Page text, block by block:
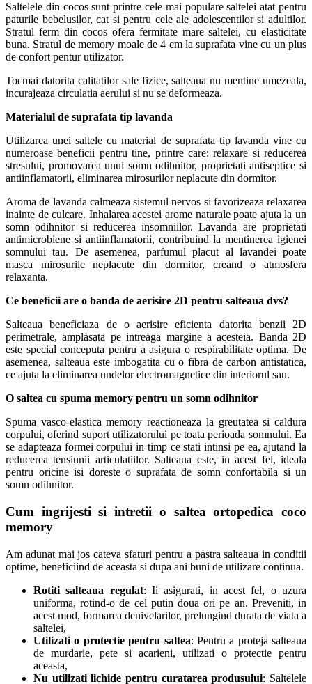
Saltelele din cocos sunt printre cele mai populare saltelei atat pentru
paturile bebelusilor, cat si pentru cele ale adolescentilor si adultilor.
Stratul ferm din cocos ofera fermitate mare saltelei, cu elasticitate
buna. Stratul de memory moale de 4 cm la suprafata vine cu un plus
de confort pentur utilizator.
Tocmai datorita calitatilor sale fizice, salteaua nu mentine umezeala,
incurajeaza circulatia aerului si nu se deformeaza.
Materialul de suprafata tip lavanda
Utilizarea unei saltele cu material de suprafata tip lavanda vine cu
numeroase beneficii pentru tine, printre care: relaxare si reducerea
stresului, promovarea unui somn odihnitor, proprietati antiseptice si
antiinflamatorii, eliminarea mirosurilor neplacute din dormitor.
Aroma de lavanda calmeaza sistemul nervos si favorizeaza relaxarea
inainte de culcare. Inhalarea acestei arome naturale poate ajuta la un
somn odihnitor si reducerea insomniilor. Lavanda are proprietati
antimicrobiene si antiinflamatorii, contribuind la mentinerea igienei
somnului tau. De asemenea, parfumul placut al lavandei poate
masca mirosurile neplacute din dormitor, creand o atmosfera
relaxanta.
Ce beneficii are o banda de aerisire 2D pentru salteaua dvs?
Salteaua beneficiaza de o aerisire eficienta datorita benzii 2D
perimetrale, amplasata pe intreaga margine a acesteia. Banda 2D
este special conceputa pentru a asigura o respirabilitate optima. De
asemenea, salteaua este imbogatita cu o fibra de carbon antistatica,
ce ajuta la eliminarea undelor electromagnetice din interiorul sau.
O saltea cu spuma memory pentru un somn odihnitor
Spuma vasco-elastica memory reactioneaza la greutatea si caldura
corpului, oferind suport utilizatorului pe toata perioada somnului. Ea
se adapteaza formei corpului in timp ce stati intinsi pe ea, ajutand la
reducerea tensiunii articulatiilor. Salteaua este, in acest fel, ideala
pentru oricine isi doreste o suprafata de somn confortabila si un
somn odihnitor.
Cum ingrijesti si intretii o saltea ortopedica coco
memory
Am adunat mai jos cateva sfaturi pentru a pastra salteaua in conditii
optime, beneficiind de aceasta si dupa ani buni de utilizare continua.
Rotiti salteaua regulat: Ii asigurati, in acest fel, o uzura
uniforma, rotind-o de cel putin doua ori pe an. Preveniti, in
acest mod, formarea denivelarilor, prelungind durata de viata a
saltelei,
Utilizati o protectie pentru saltea: Pentru a proteja salteaua
de murdarie, pete si acarieni, utilizati o protectie pentru
aceasta,
Nu utilizati lichide pentru curatarea produsului: Saltelele